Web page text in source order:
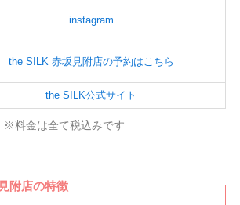
instagram
the SILK 赤坂見附店の予約はこちら
the SILK公式サイト
※料金は全て税込みです
附店の特徴